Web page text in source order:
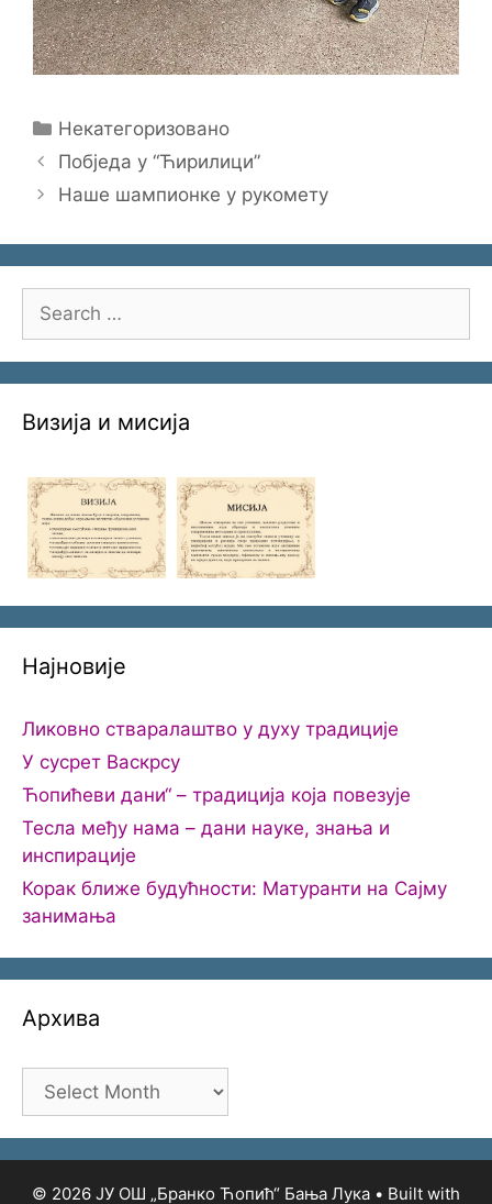
Categories
Некатегоризовано
Побједа у “Ћирилици”
Наше шампионке у рукомету
for:
Визија и мисија
Најновије
Ликовно стваралаштво у духу традиције
У сусрет Васкрсу
Ћопићеви дани“ – традиција која повезује
Тесла међу нама – дани науке, знања и
инспирације
Корак ближе будућности: Матуранти на Сајму
занимања
Архива
Архива
© 2026 ЈУ ОШ „Бранко Ћопић“ Бања Лука • Built with